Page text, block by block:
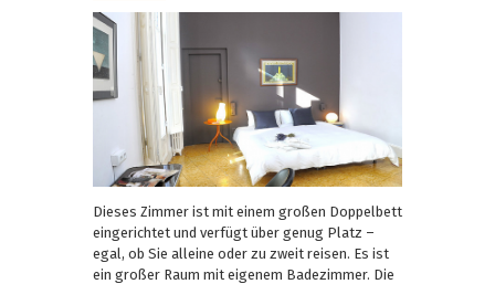
Dieses Zimmer ist mit einem großen Doppelbett
eingerichtet und verfügt über genug Platz –
egal, ob Sie alleine oder zu zweit reisen. Es ist
ein großer Raum mit eigenem Badezimmer. Die